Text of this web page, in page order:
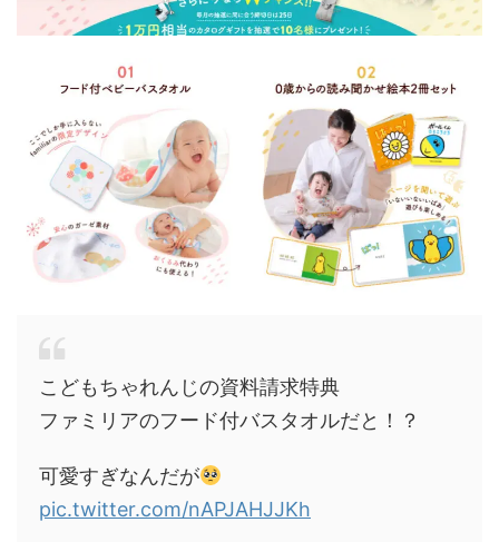
こどもちゃれんじの資料請求特典
ファミリアのフード付バスタオルだと！？
可愛すぎなんだが
pic.twitter.com/nAPJAHJJKh